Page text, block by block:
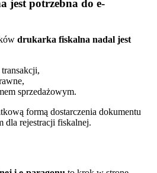
jest potrzebna do e-
drukarka fiskalna nadal jest
sprzedażowym.
formą dostarczenia dokumentu
dla rejestracji fiskalnej.